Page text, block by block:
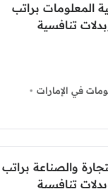
المعلومات براتب
تنافسية
في الإمارات
والصناعة براتب
تنافسية